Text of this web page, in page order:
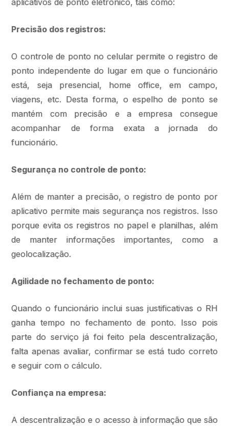
Precisão dos registros:
O controle de ponto no celular permite o registro de
ponto independente do lugar em que o funcionário
está, seja presencial, home office, em campo,
viagens, etc. Desta forma, o espelho de ponto se
mantém com precisão e a empresa consegue
acompanhar de forma exata a jornada do
funcionário.
Segurança no controle de ponto:
Além de manter a precisão, o registro de ponto por
aplicativo permite mais segurança nos registros. Isso
porque evita os registros no papel e planilhas, além
de manter informações importantes, como a
geolocalização.
Agilidade no fechamento de ponto:
Quando o funcionário inclui suas justificativas o RH
ganha tempo no fechamento de ponto. Isso pois
parte do serviço já foi feito pela descentralização,
falta apenas avaliar, confirmar se está tudo correto
e seguir com o cálculo.
Confiança na empresa:
A descentralização e o acesso à informação que são